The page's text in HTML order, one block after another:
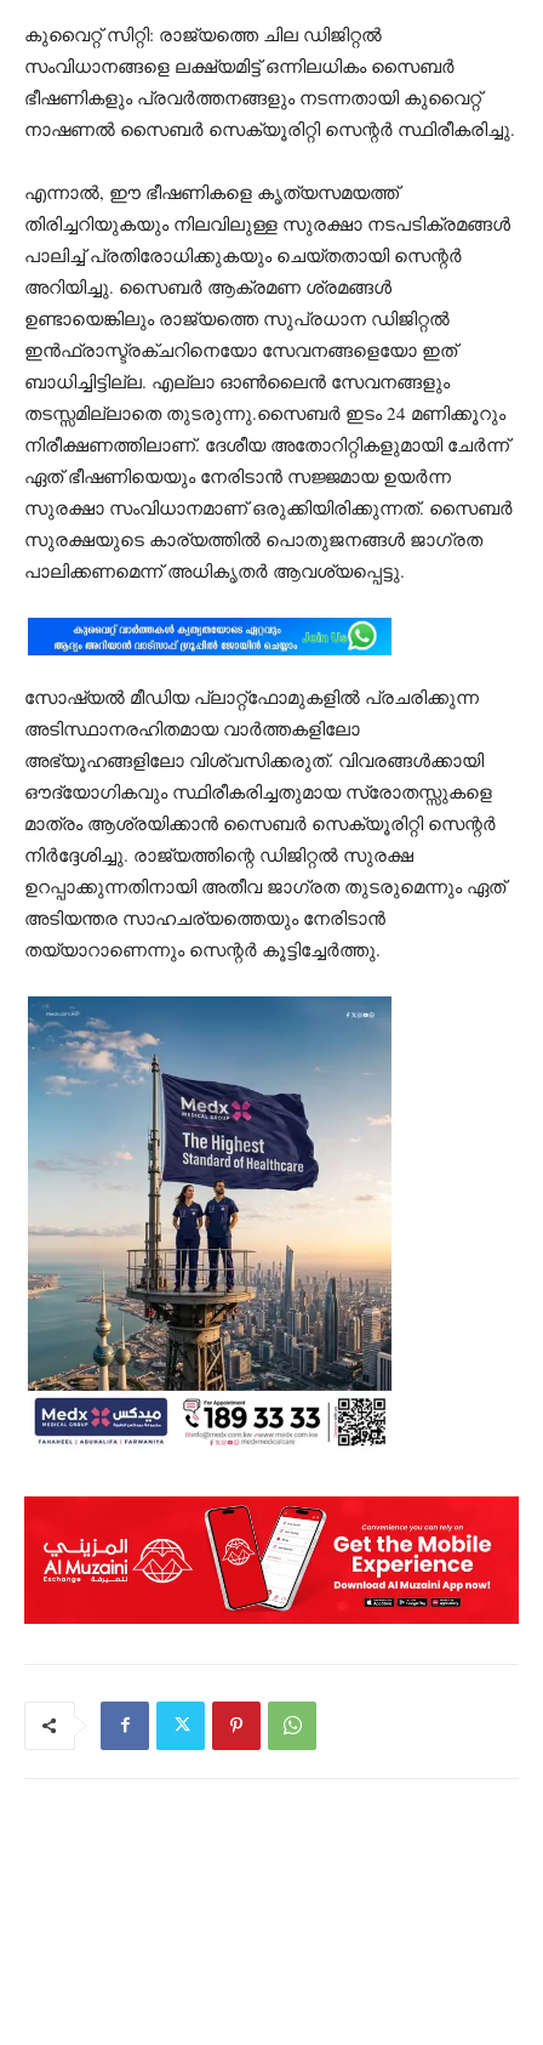
കുവൈറ്റ് സിറ്റി: രാജ്യത്തെ ചില ഡിജിറ്റൽ
സംവിധാനങ്ങളെ ലക്ഷ്യമിട്ട് ഒന്നിലധികം സൈബർ
ഭീഷണികളും പ്രവർത്തനങ്ങളും നടന്നതായി കുവൈറ്റ്
നാഷണൽ സൈബർ സെക്യൂരിറ്റി സെന്റർ സ്ഥിരീകരിച്ചു.
എന്നാൽ, ഈ ഭീഷണികളെ കൃത്യസമയത്ത്
തിരിച്ചറിയുകയും നിലവിലുള്ള സുരക്ഷാ നടപടിക്രമങ്ങൾ
പാലിച്ച് പ്രതിരോധിക്കുകയും ചെയ്തതായി സെന്റർ
അറിയിച്ചു. സൈബർ ആക്രമണ ശ്രമങ്ങൾ
ഉണ്ടായെങ്കിലും രാജ്യത്തെ സുപ്രധാന ഡിജിറ്റൽ
ഇൻഫ്രാസ്ട്രക്ചറിനെയോ സേവനങ്ങളെയോ ഇത്
ബാധിച്ചിട്ടില്ല. എല്ലാ ഓൺലൈൻ സേവനങ്ങളും
തടസ്സമില്ലാതെ തുടരുന്നു.സൈബർ ഇടം 24 മണിക്കൂറും
നിരീക്ഷണത്തിലാണ്. ദേശീയ അതോറിറ്റികളുമായി ചേർന്ന്
ഏത് ഭീഷണിയെയും നേരിടാൻ സജ്ജമായ ഉയർന്ന
സുരക്ഷാ സംവിധാനമാണ് ഒരുക്കിയിരിക്കുന്നത്. സൈബർ
സുരക്ഷയുടെ കാര്യത്തിൽ പൊതുജനങ്ങൾ ജാഗ്രത
പാലിക്കണമെന്ന് അധികൃതർ ആവശ്യപ്പെട്ടു.
സോഷ്യൽ മീഡിയ പ്ലാറ്റ്‌ഫോമുകളിൽ പ്രചരിക്കുന്ന
അടിസ്ഥാനരഹിതമായ വാർത്തകളിലോ
അഭ്യൂഹങ്ങളിലോ വിശ്വസിക്കരുത്. വിവരങ്ങൾക്കായി
ഔദ്യോഗികവും സ്ഥിരീകരിച്ചതുമായ സ്രോതസ്സുകളെ
മാത്രം ആശ്രയിക്കാൻ സൈബർ സെക്യൂരിറ്റി സെന്റർ
നിർദ്ദേശിച്ചു. രാജ്യത്തിന്റെ ഡിജിറ്റൽ സുരക്ഷ
ഉറപ്പാക്കുന്നതിനായി അതീവ ജാഗ്രത തുടരുമെന്നും ഏത്
അടിയന്തര സാഹചര്യത്തെയും നേരിടാൻ
തയ്യാറാണെന്നും സെന്റർ കൂട്ടിച്ചേർത്തു.